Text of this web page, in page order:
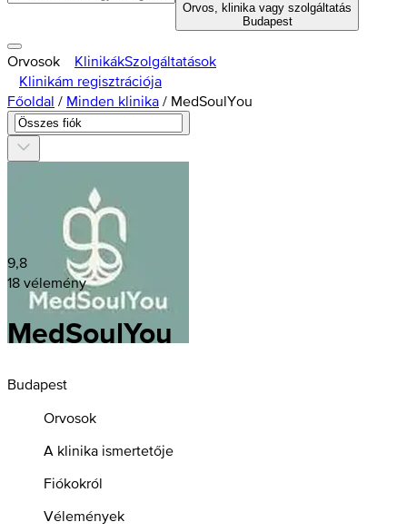
Orvos, klinika vagy szolgáltatás
Budapest
Orvosok KlinikákSzolgáltatások
Klinikám regisztrációja
Főoldal / Minden klinika / MedSoulYou
9,8
18 vélemény
MedSoulYou
Budapest
Orvosok
A klinika ismertetője
Fiókokról
Vélemények